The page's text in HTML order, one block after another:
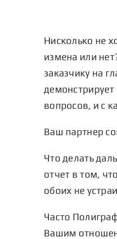
Нисколько не
измена или
заказчику на
вопросов, и с
Ваш партнер
Что делать
отчет в том,
обоих не
Часто
Вашим